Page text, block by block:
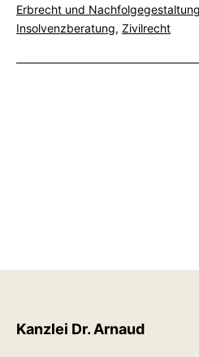
am
Kategorisiert
als
Erbrecht und Nachfolgegestaltung
Insolvenzberatung, Zivilrecht
Kanzlei Dr. Arnaud